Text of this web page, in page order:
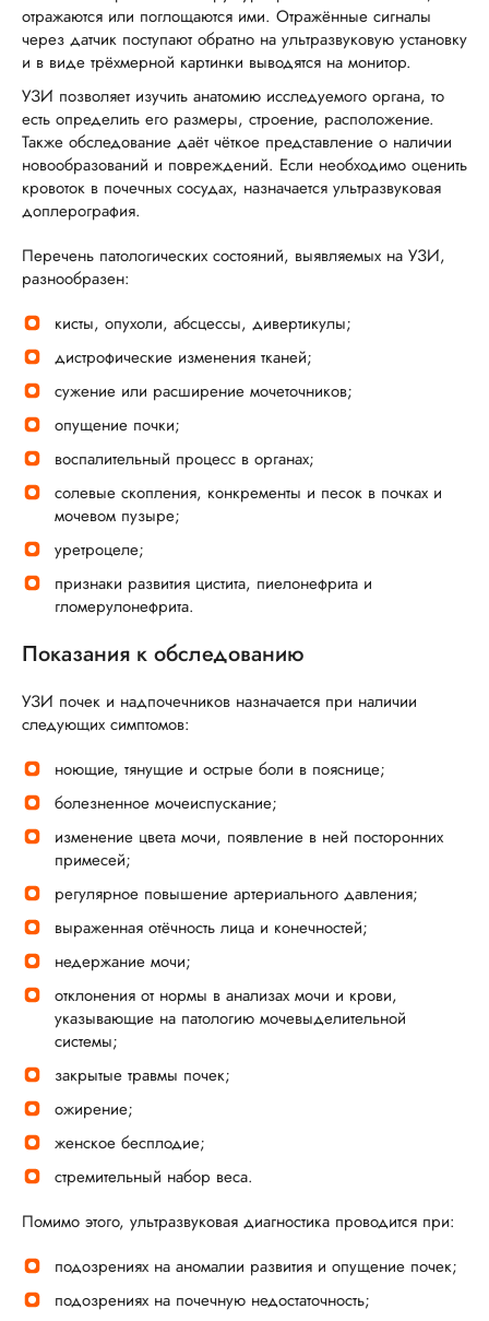
ГОРЯЧАЯ ЛИНИЯ КАЧЕСТВА
отражаются или поглощаются ими. Отражённые сигналы
через датчик поступают обратно на ультразвуковую установку
и в виде трёхмерной картинки выводятся на монитор.
УЗИ позволяет изучить анатомию исследуемого органа, то
есть определить его размеры, строение, расположение.
Также обследование даёт чёткое представление о наличии
новообразований и повреждений. Если необходимо оценить
кровоток в почечных сосудах, назначается ультразвуковая
доплерография.
Перечень патологических состояний, выявляемых на УЗИ,
разнообразен:
кисты, опухоли, абсцессы, дивертикулы;
дистрофические изменения тканей;
сужение или расширение мочеточников;
опущение почки;
воспалительный процесс в органах;
солевые скопления, конкременты и песок в почках и
мочевом пузыре;
уретроцеле;
признаки развития цистита, пиелонефрита и
гломерулонефрита.
Показания к обследованию
УЗИ почек и надпочечников назначается при наличии
следующих симптомов:
ноющие, тянущие и острые боли в пояснице;
болезненное мочеиспускание;
изменение цвета мочи, появление в ней посторонних
примесей;
регулярное повышение артериального давления;
выраженная отёчность лица и конечностей;
недержание мочи;
отклонения от нормы в анализах мочи и крови,
указывающие на патологию мочевыделительной
системы;
закрытые травмы почек;
ожирение;
женское бесплодие;
стремительный набор веса.
Помимо этого, ультразвуковая диагностика проводится при:
подозрениях на аномалии развития и опущение почек;
подозрениях на почечную недостаточность;